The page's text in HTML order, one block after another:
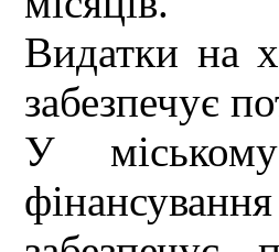
Видатки на
забезпечує
У